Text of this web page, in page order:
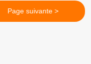
Page suivante >